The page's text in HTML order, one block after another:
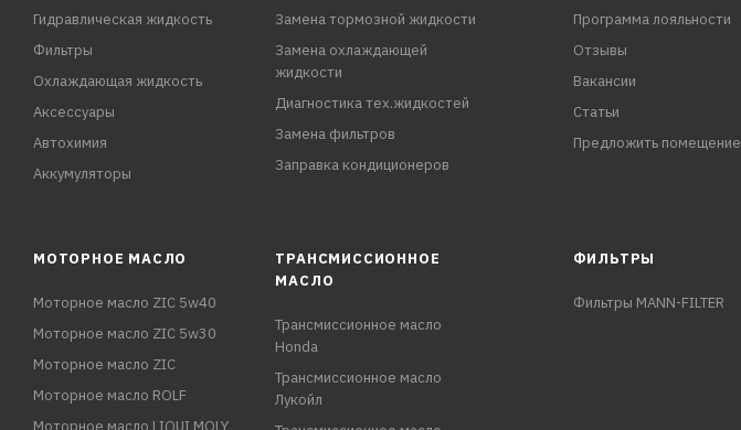
Гидравлическая жидкость
Фильтры
Охлаждающая жидкость
Аксессуары
Автохимия
Аккумуляторы
Замена тормозной жидкости
Замена охлаждающей
жидкости
Диагностика тех.жидкостей
Замена фильтров
Заправка кондиционеров
Программа лояльности
Отзывы
Вакансии
Статьи
Предложить помещение
МОТОРНОЕ МАСЛО
Моторное масло ZIC 5w40
Моторное масло ZIC 5w30
Моторное масло ZIC
Моторное масло ROLF
Моторное масло LIQUI MOLY
ТРАНСМИССИОННОЕ
МАСЛО
Трансмиссионное масло
Honda
Трансмиссионное масло
Лукойл
ФИЛЬТРЫ
Фильтры MANN-FILTER